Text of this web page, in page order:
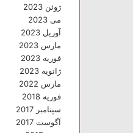
ژوئن 2023
می 2023
آوریل 2023
مارس 2023
فوریه 2023
ژانویه 2023
مارس 2022
فوریه 2018
سپتامبر 2017
آگوست 2017